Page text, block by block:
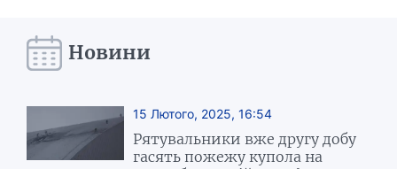
Новини
15 Лютого, 2025, 16:54
Рятувальники вже другу добу
гасять пожежу купола на